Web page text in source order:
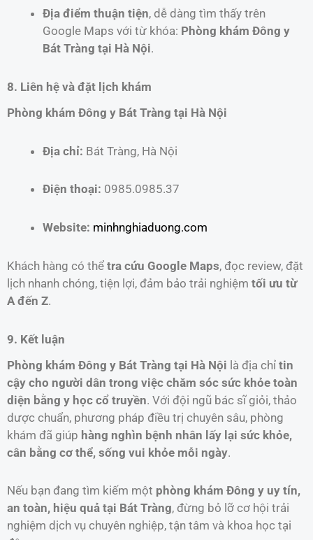
Địa điểm thuận tiện, dễ dàng tìm thấy trên
Google Maps với từ khóa: Phòng khám Đông y
Bát Tràng tại Hà Nội.
8. Liên hệ và đặt lịch khám
Phòng khám Đông y Bát Tràng tại Hà Nội
Địa chỉ: Bát Tràng, Hà Nội
Điện thoại: 0985.0985.37
Website: minhnghiaduong.com
Khách hàng có thể tra cứu Google Maps, đọc review, đặt
lịch nhanh chóng, tiện lợi, đảm bảo trải nghiệm tối ưu từ
A đến Z.
9. Kết luận
Phòng khám Đông y Bát Tràng tại Hà Nội là địa chỉ tin
cậy cho người dân trong việc chăm sóc sức khỏe toàn
diện bằng y học cổ truyền. Với đội ngũ bác sĩ giỏi, thảo
dược chuẩn, phương pháp điều trị chuyên sâu, phòng
khám đã giúp hàng nghìn bệnh nhân lấy lại sức khỏe,
cân bằng cơ thể, sống vui khỏe mỗi ngày.
Nếu bạn đang tìm kiếm một phòng khám Đông y uy tín,
an toàn, hiệu quả tại Bát Tràng, đừng bỏ lỡ cơ hội trải
nghiệm dịch vụ chuyên nghiệp, tận tâm và khoa học tại